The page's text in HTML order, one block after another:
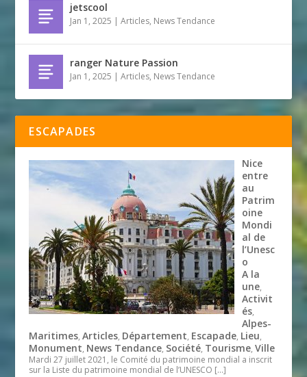
jetscool
Jan 1, 2025 |Articles, News Tendance
ranger Nature Passion
Jan 1, 2025 |Articles, News Tendance
ESCAPADES
Nice
entre
au
Patrim
oine
Mondi
al de
l’Unesc
o
A la
une,
Activit
és,
Alpes-
Maritimes,Articles, Département, Escapade, Lieu,
Monument, News Tendance, Société, Tourisme,Ville
Mardi 27 juillet 2021, le Comité du patrimoine mondial a inscrit
sur la Liste du patrimoine mondial de l’UNESCO […]